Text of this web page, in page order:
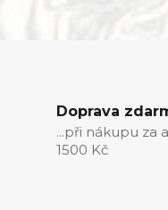
Doprava
...při nákupu za
1500 Kč